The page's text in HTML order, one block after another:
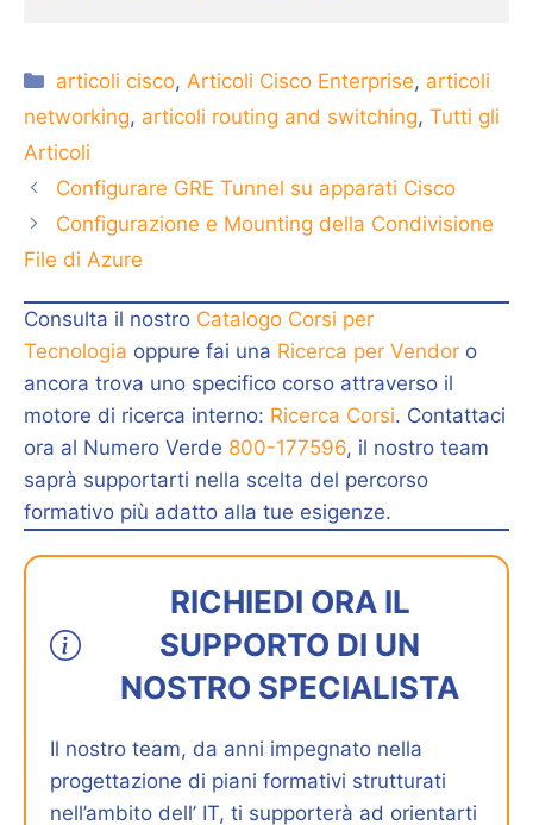
Categorie
articoli cisco,Articoli Cisco Enterprise, articoli
networking, articoli routing and switching, Tutti gli
Articoli
Configurare GRE Tunnel su apparati Cisco
Configurazione e Mounting della Condivisione
File di Azure
Consulta il nostro Catalogo Corsi per
Tecnologia oppure fai una Ricerca per Vendor o
ancora trova uno specifico corso attraverso il
motore di ricerca interno: Ricerca Corsi. Contattaci
ora al Numero Verde 800-177596, il nostro team
saprà supportarti nella scelta del percorso
formativo più adatto alla tue esigenze.
RICHIEDI ORA IL
SUPPORTO DI UN
NOSTRO SPECIALISTA
Il nostro team, da anni impegnato nella
progettazione di piani formativi strutturati
nell’ambito dell’ IT, ti supporterà ad orientarti